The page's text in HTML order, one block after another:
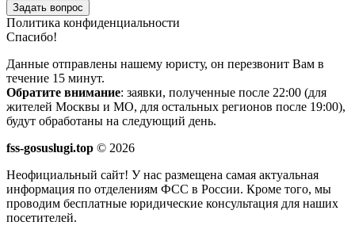
Задать вопрос
Политика конфиденциальности
Спасибо!
Данные отправлены нашему юристу, он перезвонит Вам в
течение 15 минут.
Обратите внимание: заявки, полученные после 22:00 (для
жителей Москвы и МО, для остальных регионов после 19:00),
будут обработаны на следующий день.
fss-gosuslugi.top © 2026
Неофициальный сайт! У нас размещена самая актуальная
информация по отделениям ФСС в России. Кроме того, мы
проводим бесплатные юридические консультация для наших
посетителей.